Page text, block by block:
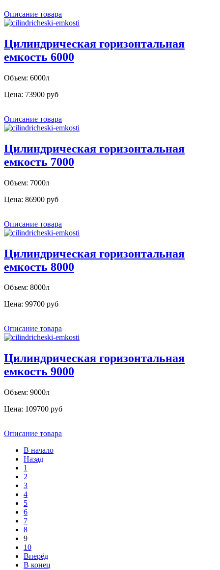
Описание товара
Цилиндрическая горизонтальная
емкость 6000
Объем: 6000л
Цена: 73900 руб
Описание товара
Цилиндрическая горизонтальная
емкость 7000
Объем: 7000л
Цена: 86900 руб
Описание товара
Цилиндрическая горизонтальная
емкость 8000
Объем: 8000л
Цена: 99700 руб
Описание товара
Цилиндрическая горизонтальная
емкость 9000
Объем: 9000л
Цена: 109700 руб
Описание товара
В начало
Назад
1
2
3
4
5
6
7
8
9
10
Вперёд
В конец